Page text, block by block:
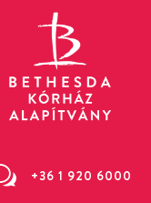
+36 1 920 6000